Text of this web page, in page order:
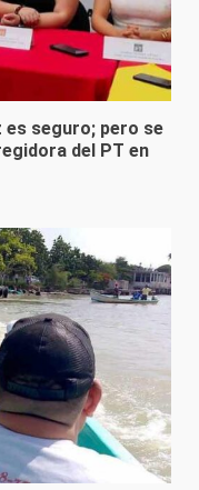
es seguro; pero se
del PT en